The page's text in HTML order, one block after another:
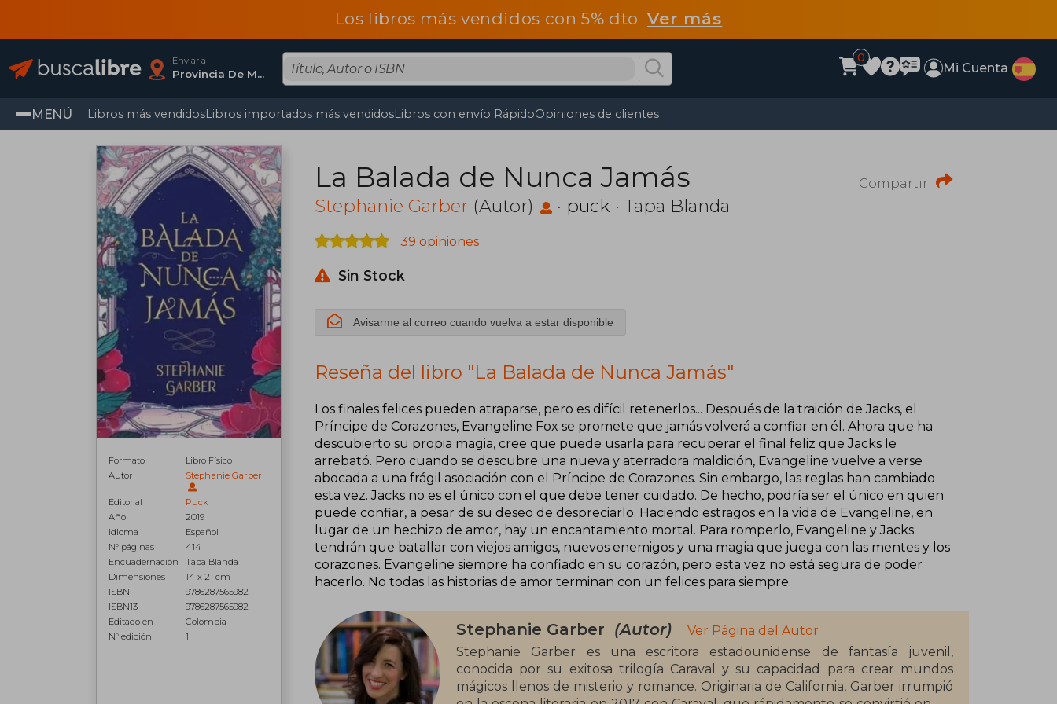
Los libros más vendidos con 5% dtoVer más
Enviar a
Provincia De Madrid
0
Mi Cuenta
MENÚ Libros más vendidosLibros importados más vendidosLibros con envío RápidoOpiniones de clientes
Formato
Libro Físico
Autor
Stephanie Garber
Editorial
Puck
Año
2019
Idioma
Español
N° páginas
414
Encuadernación
Tapa Blanda
Dimensiones
14 x 21 cm
ISBN
9786287565982
ISBN13
9786287565982
Editado en
Colombia
N° edición
1
Compartir
La Balada de Nunca Jamás
Stephanie Garber (Autor) · puck · Tapa Blanda
39 opiniones
Sin Stock
Avisarme al correo cuando vuelva a estar disponible
Reseña del libro "La Balada de Nunca Jamás"
Los finales felices pueden atraparse, pero es difícil retenerlos... Después de la traición de Jacks, el
Príncipe de Corazones, Evangeline Fox se promete que jamás volverá a confiar en él. Ahora que ha
descubierto su propia magia, cree que puede usarla para recuperar el final feliz que Jacks le
arrebató. Pero cuando se descubre una nueva y aterradora maldición, Evangeline vuelve a verse
abocada a una frágil asociación con el Príncipe de Corazones. Sin embargo, las reglas han cambiado
esta vez. Jacks no es el único con el que debe tener cuidado. De hecho, podría ser el único en quien
puede confiar, a pesar de su deseo de despreciarlo. Haciendo estragos en la vida de Evangeline, en
lugar de un hechizo de amor, hay un encantamiento mortal. Para romperlo, Evangeline y Jacks
tendrán que batallar con viejos amigos, nuevos enemigos y una magia que juega con las mentes y los
corazones. Evangeline siempre ha confiado en su corazón, pero esta vez no está segura de poder
hacerlo. No todas las historias de amor terminan con un felices para siempre.
Stephanie Garber (Autor)
Ver Página del Autor
Stephanie Garber es una escritora estadounidense de fantasía juvenil,
conocida por su exitosa trilogía Caraval y su capacidad para crear mundos
mágicos llenos de misterio y romance. Originaria de California, Garber irrumpió